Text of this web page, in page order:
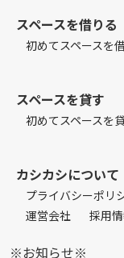
スペースを借りる
初めてスペースを
スペースを貸す
初めてスペースを
カシカシについて
プライバシーポリ
運営会社
採用
※お知らせ※